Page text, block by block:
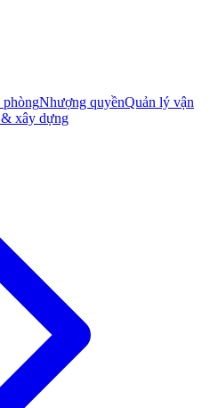
phòngNhượng quyềnQuản lý vận
xây dựng